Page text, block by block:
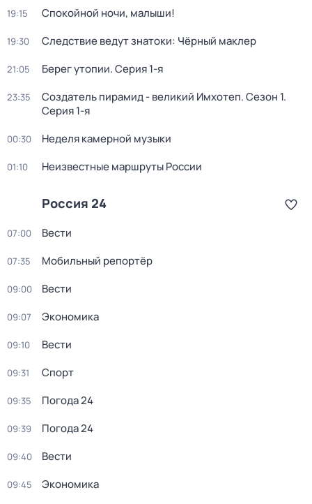
19:15 Спокойной ночи, малыши!
19:30 Следствие ведут знатоки: Чёрный маклер
21:05 Берег утопии. Серия 1-я
23:35 Создатель пирамид - великий Имхотеп. Сезон 1.
Серия 1-я
00:30 Неделя камерной музыки
01:10 Неизвестные маршруты России
Россия 24
07:00 Вести
07:35 Мобильный репортёр
09:00 Вести
09:07 Экономика
09:10 Вести
09:31 Спорт
09:35 Погода 24
09:39 Погода 24
09:40 Вести
09:45 Экономика